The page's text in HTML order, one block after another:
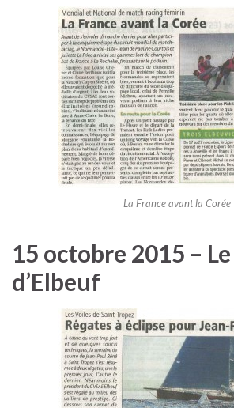
La France avant la Corée
15 octobre 2015 –
d’Elbeuf